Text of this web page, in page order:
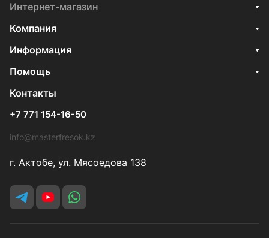
Интернет-магазин
Компания
Информация
Помощь
Контакты
+7 771 154-16-50
info@masterfresok.kz
г. Актобе, ул. Мясоедова 138